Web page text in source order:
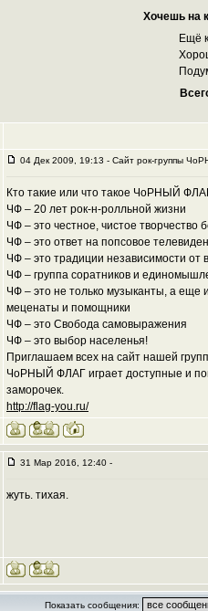
Хочешь на
Ещё
04 Дек 2009, 19:13 - Cайт рок-группы
Кто такие или что такое ЧоРНЫЙ
ЧФ – 20 лет рок-н-ролльной жизни
ЧФ – это честное, чистое творчество
ЧФ – это ответ на попсовое
ЧФ – это традиции независимости
ЧФ – группа соратников и
ЧФ – это не только музыканты, а еще
меценаты и помощники
ЧФ – это Свобода самовыражения
ЧФ – это выбор населенья!
Приглашаем всех на сайт нашей
ЧоРНЫЙ ФЛАГ играет доступные и
заморочек.
http://flag-you.ru/
31 Мар 2016, 12:40 -
жуть. тихая.
Показать сообщения: